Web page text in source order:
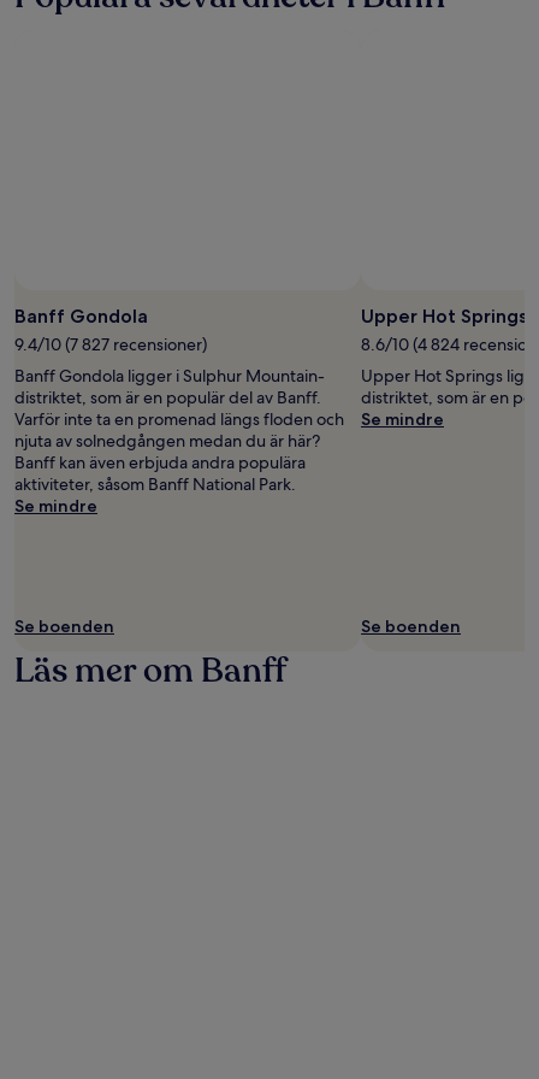
för
fritt
bruk
av
Banff
Lake
Banff Gondola
9.4/10 (7 827 recensioner)
Banff Gondola ligger i Sulphur Mountain-
distriktet, som är en populär del av Banff.
Varför inte ta en promenad längs floden och
njuta av solnedgången medan du är här?
Banff kan även erbjuda andra populära
aktiviteter, såsom Banff National Park.
Se mindre
Se boenden
Upper Hot Springs
8.6/10 (4 824
Upper Hot Springs
distriktet, som är en
Se mindre
Se boenden
Läs mer om Banff